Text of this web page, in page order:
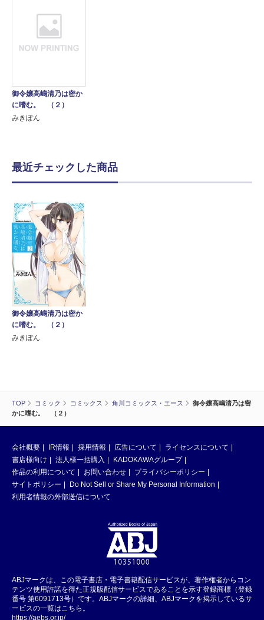
TOP コミック コミックス 角川コミックス・エース
御令嬢高嶋清乃は密
かに嗜む。 （２）
御令嬢高嶋清乃は密か
に嗜む。 （２）
みきぽん
最近チェックした商品
御令嬢高嶋清乃は密か
に嗜む。 （２）
みきぽん
会社概要 IR情報 採用情報 広告について
ライセンスについて
書店様向け
法人様一括購入
KADOKAWAグループ
作品の利用について
お問い合わせ
プライバシーポリシー
サイトポリシー
Do Not Sell or Share My Personal Information
利用者情報の外部送信について
ABJマークは、この電子書店・電子書籍配信サービスが、著作権者からコン
テンツ使用許諾を得た正規版配信サービスであることを示す登録商標（登録
番号 第6091713号）です。ABJマークの詳細、ABJマークを掲示しているサ
ービスの一覧はこちら。
https://aebs.or.jp/